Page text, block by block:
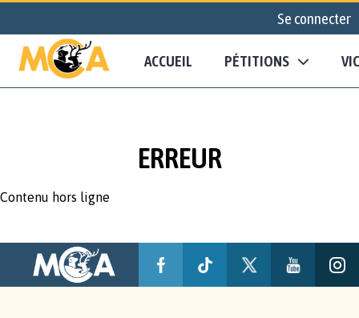
Se connecter
ACCUEIL PÉTITIONS
ERREUR
Contenu hors ligne